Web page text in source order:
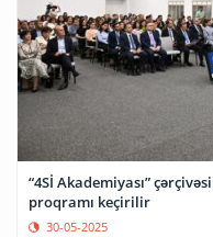
“4Sİ Akademiyası”
proqramı keçirilir
30-05-2025